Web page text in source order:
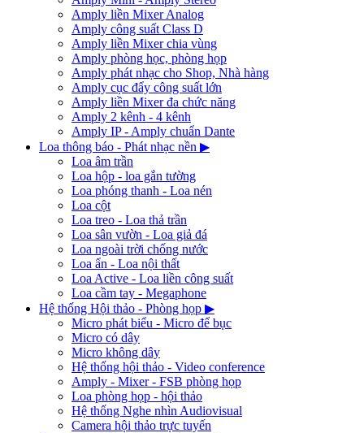
Amply liền Mixer Analog
Amply công suất Class D
Amply liền Mixer chia vùng
Amply phòng học, phòng họp
Amply phát nhạc cho Shop, Nhà hàng
Amply cục đẩy công suất lớn
Amply liền Mixer đa chức năng
Amply 2 kênh - 4 kênh
Amply IP - Amply chuẩn Dante
Loa thông báo - Phát nhạc nền ▶
Loa âm trần
Loa hộp - loa gắn tường
Loa phóng thanh - Loa nén
Loa cột
Loa treo - Loa thả trần
Loa sân vườn - Loa giả đá
Loa ngoài trời chống nước
Loa ẩn - Loa nội thất
Loa Active - Loa liền công suất
Loa cầm tay - Megaphone
Hệ thống Hội thảo - Phòng họp ▶
Micro phát biểu - Micro để bục
Micro có dây
Micro không dây
Hệ thống hội thảo - Video conference
Amply - Mixer - FSB phòng họp
Loa phòng họp - hội thảo
Hệ thống Nghe nhìn Audiovisual
Camera hội thảo trực tuyến